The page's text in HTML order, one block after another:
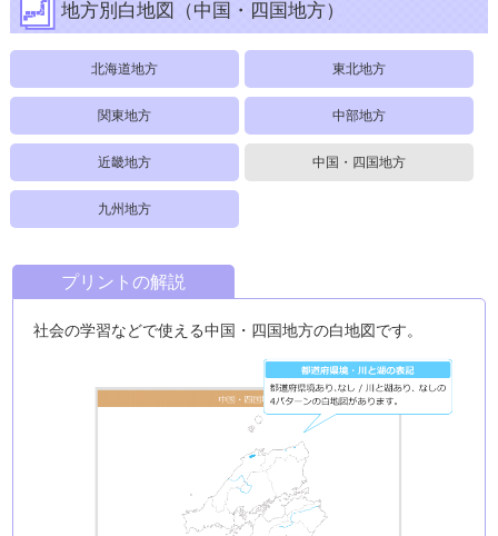
地方別白地図（中国・四国地方）
北海道地方 東北地方
関東地方 中部地方
近畿地方 中国・四国地方
九州地方
プリントの解説
社会の学習などで使える中国・四国地方の白地図です。